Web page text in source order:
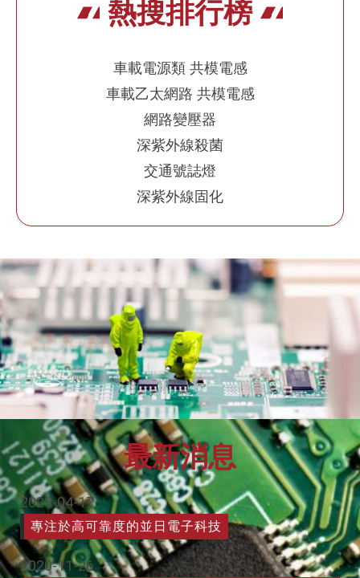
熱搜排行榜
車載電源類 共模電感
車載乙太網路 共模電感
網路變壓器
深紫外線殺菌
交通號誌燈
深紫外線固化
最新消息
2023-04-17
專注於高可靠度的並日電子科技
2020-11-26